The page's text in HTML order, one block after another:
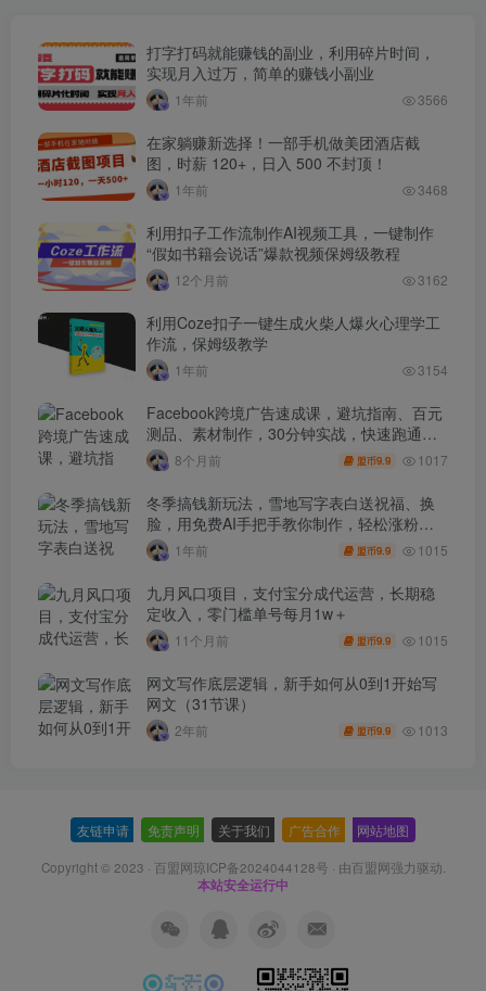
打字打码就能赚钱的副业，利用碎片时间，
实现月入过万，简单的赚钱小副业
1年前 3566
在家躺赚新选择！一部手机做美团酒店截
图，时薪 120+，日入 500 不封顶！
1年前 3468
利用扣子工作流制作AI视频工具，一键制作
“假如书籍会说话”爆款视频保姆级教程
12个月前 3162
利用Coze扣子一键生成火柴人爆火心理学工
作流，保姆级教学
1年前 3154
Facebook跨境广告速成课，避坑指南、百元
测品、素材制作，30分钟实战，快速跑通首
单出单8个月前 盟币9.9 1017
冬季搞钱新玩法，雪地写字表白送祝福、换
脸，用免费AI手把手教你制作，轻松涨粉
3.5w，接单到手软
1年前 盟币9.9 1015
九月风口项目，支付宝分成代运营，长期稳
定收入，零门槛单号每月1w＋
11个月前 盟币9.9 1015
网文写作底层逻辑，新手如何从0到1开始写
网文（31节课）
2年前 盟币9.9 1013
友链申请 免责声明 关于我们 广告合作 网站地图
Copyright © 2023 · 百盟网琼ICP备2024044128号 · 由百盟网强力驱动.
本站安全运行中